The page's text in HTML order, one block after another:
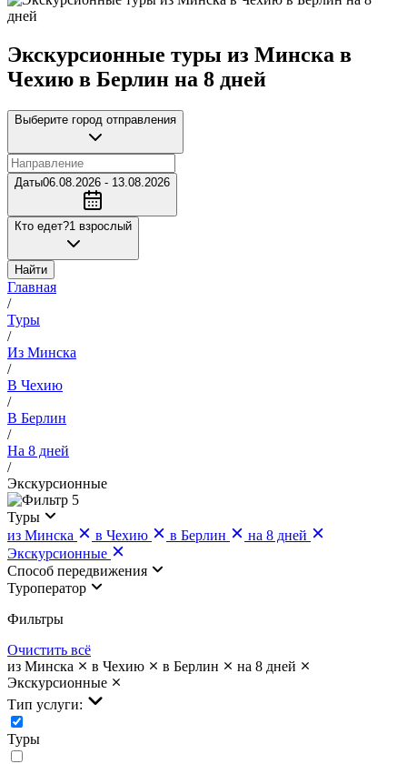
Экскурсионные туры из Минска в
Чехию в Берлин на 8 дней
Выберите город отправления
Даты06.08.2026 - 13.08.2026
Кто едет?1 взрослый
Найти
Главная
/
Туры
/
Из Минска
/
В Чехию
/
В Берлин
/
На 8 дней
/
Экскурсионные
5
Туры
из Минска
в Чехию в Берлин
на 8 дней
Экскурсионные
Cпособ передвижения
Туроператор
Фильтры
Очистить всё
из Минска
в Чехию в Берлин
на 8 дней
Экскурсионные
Тип услуги:
Туры